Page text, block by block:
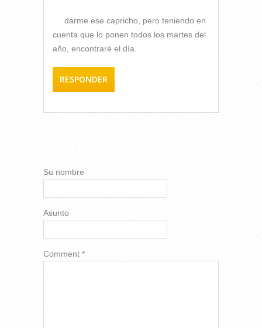
darme ese capricho, pero teniendo en
cuenta que lo ponen todos los martes del
año, encontraré el día.
RESPONDER
Su nombre
Asunto
Comment *